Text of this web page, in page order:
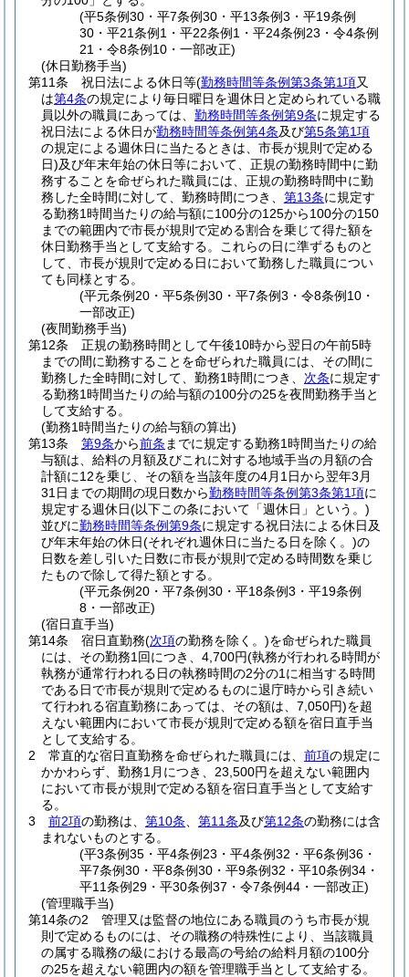
(平5条例30・平7条例30・平13条例3・平19条例
30・平21条例1・平22条例1・平24条例23・令4条例
21・令8条例10・一部改正)
(休日勤務手当)
第11条
祝日法による休日等(勤務時間等条例第3条第1項又
は第4条の規定により毎日曜日を週休日と定められている職
員以外の職員にあっては、 勤務時間等条例第9条に規定する
祝日法による休日が勤務時間等条例第4条及び第5条第1項
の規定による週休日に当たるときは、市長が規則で定める
日)及び年末年始の休日等において、正規の勤務時間中に勤
務することを命ぜられた職員には、正規の勤務時間中に勤
務した全時間に対して、勤務時間につき、 第13条に規定す
る勤務1時間当たりの給与額に100分の125から100分の150
までの範囲内で市長が規則で定める割合を乗じて得た額を
休日勤務手当として支給する。
これらの日に準ずるものと
して、市長が規則で定める日において勤務した職員につい
ても同様とする。
(平元条例20・平5条例30・平7条例3・令8条例10・
一部改正)
(夜間勤務手当)
第12条
正規の勤務時間として午後10時から翌日の午前5時
までの間に勤務することを命ぜられた職員には、その間に
勤務した全時間に対して、勤務1時間につき、 次条に規定す
る勤務1時間当たりの給与額の100分の25を夜間勤務手当と
して支給する。
(勤務1時間当たりの給与額の算出)
第13条
第9条から前条 までに規定する勤務1時間当たりの給
与額は、給料の月額及びこれに対する地域手当の月額の合
計額に12を乗じ、その額を当該年度の4月1日から翌年3月
31日までの期間の現日数から勤務時間等条例第3条第1項に
規定する週休日(以下この条において「週休日」という。)
並びに勤務時間等条例第9条に規定する祝日法による休日及
び年末年始の休日(それぞれ週休日に当たる日を除く。)の
日数を差し引いた日数に市長が規則で定める時間数を乗じ
たもので除して得た額とする。
(平元条例20・平7条例30・平18条例3・平19条例
8・一部改正)
(宿日直手当)
第14条
宿日直勤務(次項の勤務を除く。)を命ぜられた職員
には、その勤務1回につき、4,700円(執務が行われる時間が
執務が通常行われる日の執務時間の2分の1に相当する時間
である日で市長が規則で定めるものに退庁時から引き続い
て行われる宿直勤務にあっては、その額は、7,050円)を超
えない範囲内において市長が規則で定める額を宿日直手当
として支給する。
2
常直的な宿日直勤務を命ぜられた職員には、 前項の規定に
かかわらず、勤務1月につき、23,500円を超えない範囲内
において市長が規則で定める額を宿日直手当として支給す
る。
3
前2項の勤務は、 第10条 第11条及び第12条の勤務には含
まれないものとする。
(平3条例35・平4条例23・平4条例32・平6条例36・
平7条例30・平8条例30・平9条例32・平10条例34・
平11条例29・平30条例37・令7条例44・一部改正)
(管理職手当)
第14条の2
管理又は監督の地位にある職員のうち市長が規
則で定めるものには、その職務の特殊性により、当該職員
の属する職務の級における最高の号給の給料月額の100分
の25を超えない範囲内の額を管理職手当として支給する。